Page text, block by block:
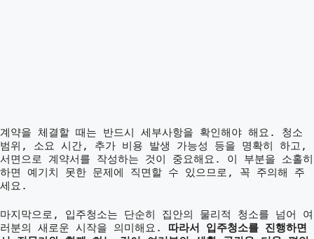
계약을 체결할 때는 반드시 세부사항을 확인해야 해요. 청소
범위, 소요 시간, 추가 비용 발생 가능성 등을 명확히 하고,
서면으로 계약서를 작성하는 것이 중요해요. 이 부분을 소홀히
하면 예기치 못한 문제에 직면할 수 있으므로, 꼭 주의해 주
세요.
마지막으로, 입주청소는 단순히 집안의 물리적 청소를 넘어 여
러분의 새로운 시작을 의미해요. 따라서 입주청소를 진행하면